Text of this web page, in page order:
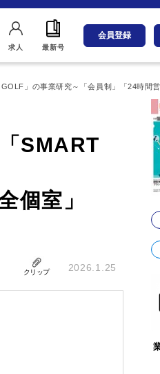
求人 最新号
会員登録
」の事業研究～「会員制」「24時間
SMART
個室」
クリップ 2026.1.25